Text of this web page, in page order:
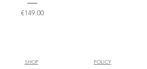
Price
€149.00
SHOP
POLICY